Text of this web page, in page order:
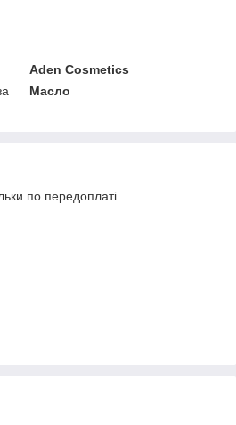
Aden Cosmetics
Масло
по передоплаті.